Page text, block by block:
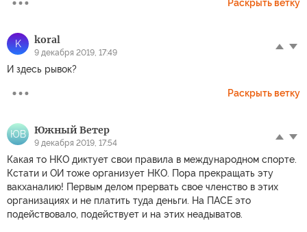
Раскрыть ветку
K koral
9 декабря 2019, 17:49
И здесь рывок?
Раскрыть ветку
ЮВ Южный Ветер
9 декабря 2019, 17:54
Какая то НКО диктует свои правила в международном спорте.
Кстати и ОИ тоже организует НКО. Пора прекращать эту
вакханалию! Первым делом прервать свое членство в этих
организациях и не платить туда деньги. На ПАСЕ это
подействовало, подействует и на этих неадыватов.